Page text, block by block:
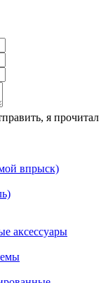
я прочитал
впрыск)
аксессуары